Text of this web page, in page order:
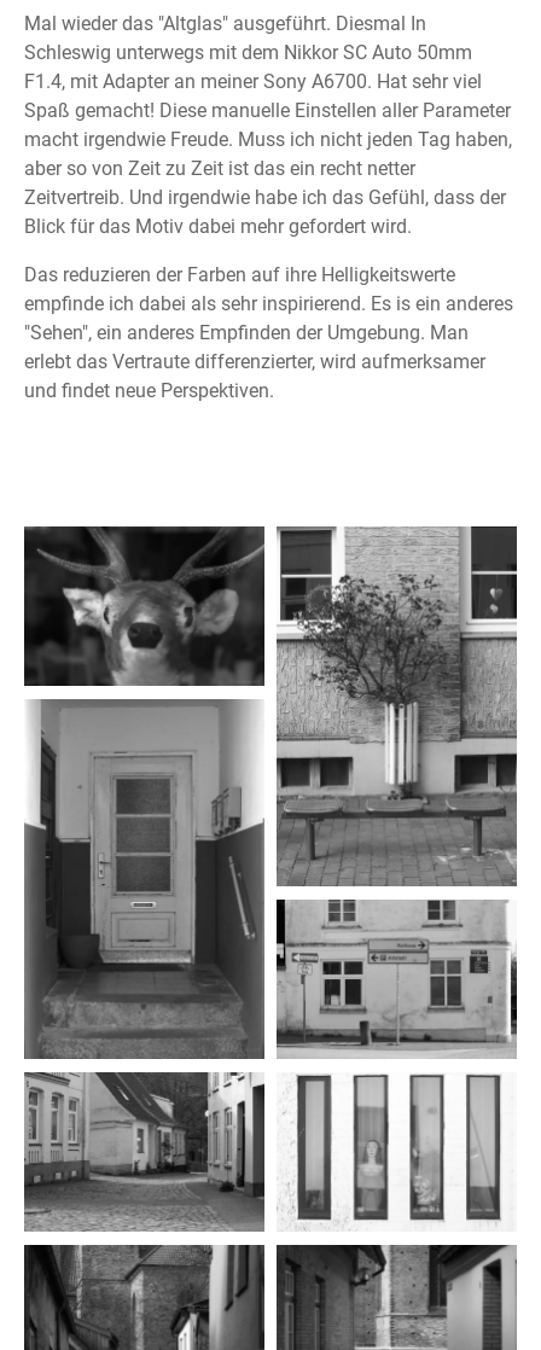
Mal wieder das "Altglas" ausgeführt. Diesmal In
Schleswig unterwegs mit dem Nikkor SC Auto 50mm
F1.4, mit Adapter an meiner Sony A6700. Hat sehr viel
Spaß gemacht! Diese manuelle Einstellen aller Parameter
macht irgendwie Freude. Muss ich nicht jeden Tag haben,
aber so von Zeit zu Zeit ist das ein recht netter
Zeitvertreib. Und irgendwie habe ich das Gefühl, dass der
Blick für das Motiv dabei mehr gefordert wird.
Das reduzieren der Farben auf ihre Helligkeitswerte
empfinde ich dabei als sehr inspirierend. Es is ein anderes
"Sehen", ein anderes Empfinden der Umgebung. Man
erlebt das Vertraute differenzierter, wird aufmerksamer
und findet neue Perspektiven.